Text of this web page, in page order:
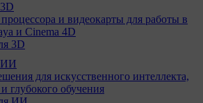
и видеокарты для работы в
и Cinema 4D
ИИ
для искусственного интеллекта,
глубокого обучения